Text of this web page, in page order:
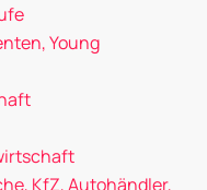
Young
KfZ, Autohändler,